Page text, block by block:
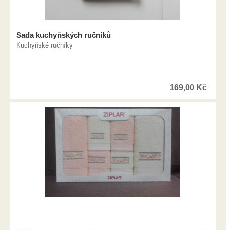
Sada kuchyňských ručníků
Kuchyňské ručníky
169,00 Kč